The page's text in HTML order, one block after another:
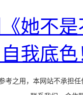
她不
我底色
之用，本网站不承担